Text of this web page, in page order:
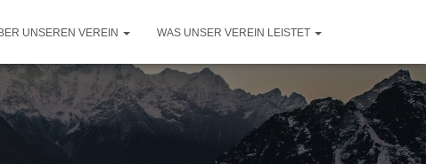
UNSEREN VEREIN WAS UNSER VEREIN LEISTET